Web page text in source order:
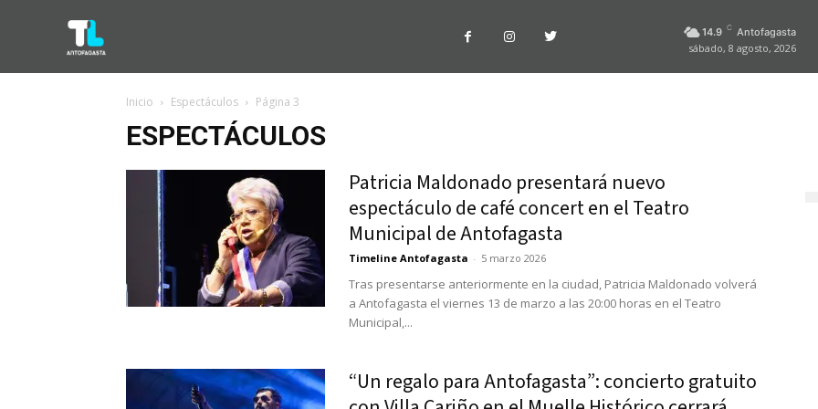
14.9 C Antofagasta
sábado, 8 agosto, 2026
Inicio Espectáculos Página 3
ESPECTÁCULOS
Patricia Maldonado presentará nuevo
espectáculo de café concert en el Teatro
Municipal de Antofagasta
Timeline Antofagasta - 5 marzo 2026
Tras presentarse anteriormente en la ciudad, Patricia Maldonado volverá
a Antofagasta el viernes 13 de marzo a las 20:00 horas en el Teatro
Municipal,...
“Un regalo para Antofagasta”: concierto gratuito